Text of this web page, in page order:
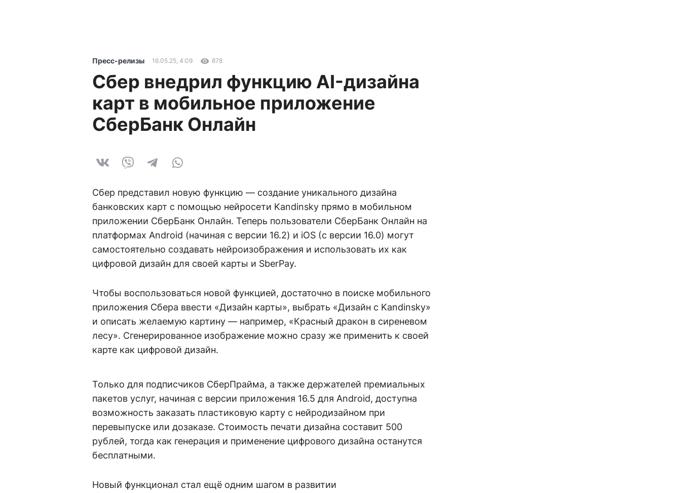
Пресс-релизы 16.05.25, 4:09 878
Сбер внедрил функцию AI-дизайна
карт в мобильное приложение
СберБанк Онлайн
Сбер представил новую функцию — создание уникального дизайна
банковских карт с помощью нейросети Kandinsky прямо в мобильном
приложении СберБанк Онлайн. Теперь пользователи СберБанк Онлайн на
платформах Android (начиная с версии 16.2) и iOS (с версии 16.0) могут
самостоятельно создавать нейроизображения и использовать их как
цифровой дизайн для своей карты и SberPay.
Чтобы воспользоваться новой функцией, достаточно в поиске мобильного
приложения Сбера ввести «Дизайн карты», выбрать «Дизайн с Kandinsky»
и описать желаемую картину — например, «Красный дракон в сиреневом
лесу». Сгенерированное изображение можно сразу же применить к своей
карте как цифровой дизайн.
Только для подписчиков СберПрайма, а также держателей премиальных
пакетов услуг, начиная с версии приложения 16.5 для Android, доступна
возможность заказать пластиковую карту с нейродизайном при
перевыпуске или дозаказе. Стоимость печати дизайна составит 500
рублей, тогда как генерация и применение цифрового дизайна останутся
бесплатными.
Новый функционал стал ещё одним шагом в развитии